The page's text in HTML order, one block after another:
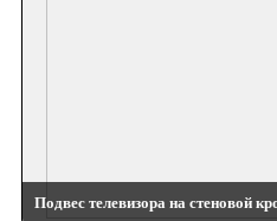
Подвес телевизора на стеновой